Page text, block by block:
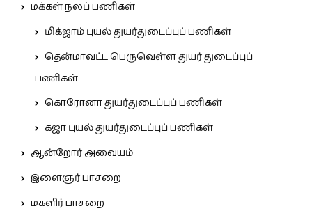
மக்கள் நலப் பணிகள்
மிக்ஜாம் புயல் துயர்துடைப்புப் பணிகள்
தென்மாவட்ட பெருவெள்ள துயர் துடைப்புப்
பணிகள்
கொரோனா துயர்துடைப்புப் பணிகள்
கஜா புயல் துயர்துடைப்புப் பணிகள்
ஆன்றோர் அவையம்
இளைஞர் பாசறை
மகளிர் பாசறை